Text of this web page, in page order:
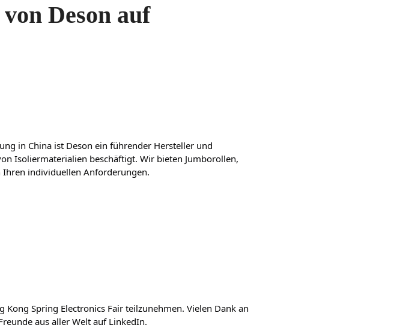
Deson auf
in China ist Deson ein führender Hersteller und
Isoliermaterialien beschäftigt. Wir bieten Jumborollen,
Ihren individuellen Anforderungen.
Kong Spring Electronics Fair teilzunehmen. Vielen Dank an
aus aller Welt auf LinkedIn.